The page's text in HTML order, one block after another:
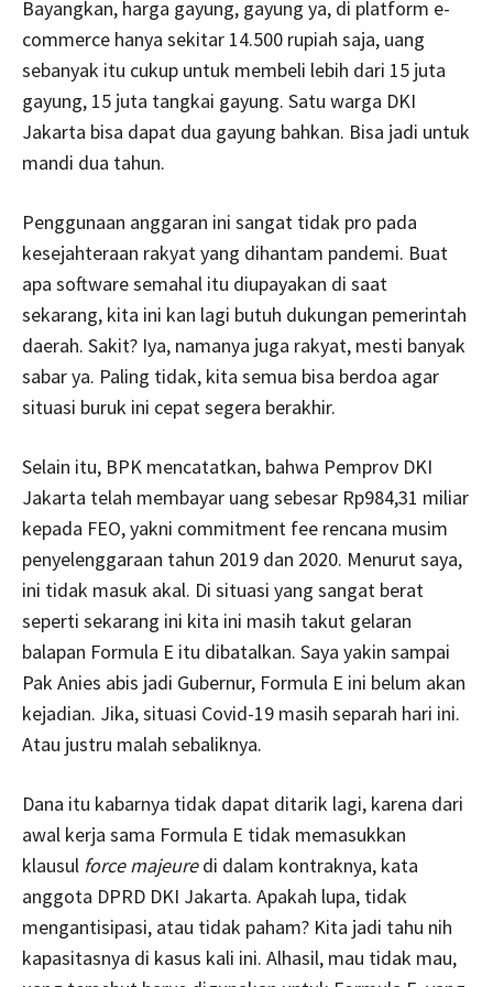
Bayangkan, harga gayung, gayung ya, di platform e-
commerce hanya sekitar 14.500 rupiah saja, uang
sebanyak itu cukup untuk membeli lebih dari 15 juta
gayung, 15 juta tangkai gayung. Satu warga DKI
Jakarta bisa dapat dua gayung bahkan. Bisa jadi untuk
mandi dua tahun.
Penggunaan anggaran ini sangat tidak pro pada
kesejahteraan rakyat yang dihantam pandemi. Buat
apa software semahal itu diupayakan di saat
sekarang, kita ini kan lagi butuh dukungan pemerintah
daerah. Sakit? Iya, namanya juga rakyat, mesti banyak
sabar ya. Paling tidak, kita semua bisa berdoa agar
situasi buruk ini cepat segera berakhir.
Selain itu, BPK mencatatkan, bahwa Pemprov DKI
Jakarta telah membayar uang sebesar Rp984,31 miliar
kepada FEO, yakni commitment fee rencana musim
penyelenggaraan tahun 2019 dan 2020. Menurut saya,
ini tidak masuk akal. Di situasi yang sangat berat
seperti sekarang ini kita ini masih takut gelaran
balapan Formula E itu dibatalkan. Saya yakin sampai
Pak Anies abis jadi Gubernur, Formula E ini belum akan
kejadian. Jika, situasi Covid-19 masih separah hari ini.
Atau justru malah sebaliknya.
Dana itu kabarnya tidak dapat ditarik lagi, karena dari
awal kerja sama Formula E tidak memasukkan
klausul force majeuredi dalam kontraknya, kata
anggota DPRD DKI Jakarta. Apakah lupa, tidak
mengantisipasi, atau tidak paham? Kita jadi tahu nih
kapasitasnya di kasus kali ini. Alhasil, mau tidak mau,